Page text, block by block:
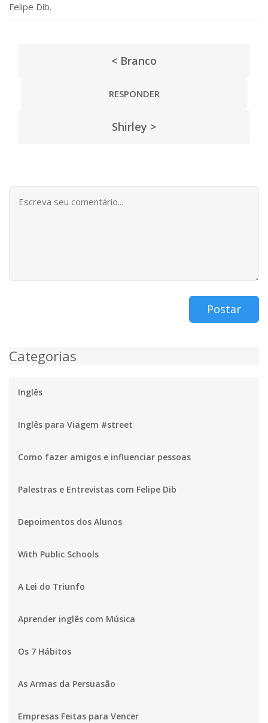
Felipe Dib.
< Branco
RESPONDER
Shirley >
Postar
Categorias
Inglês
Inglês para Viagem #street
Como fazer amigos e influenciar pessoas
Palestras e Entrevistas com Felipe Dib
Depoimentos dos Alunos
With Public Schools
A Lei do Triunfo
Aprender inglês com Música
Os 7 Hábitos
As Armas da Persuasão
Empresas Feitas para Vencer